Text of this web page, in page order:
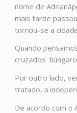
nome de
mais tarde
tornou-se a
Quando
cruzados
Por outro lado,
tratado, a
De acordo com o